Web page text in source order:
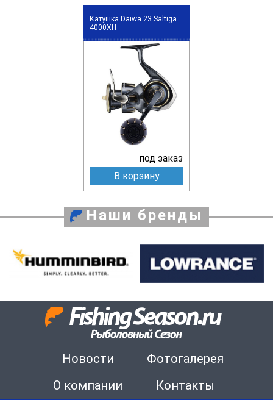
Катушка Daiwa 23 Saltiga
4000XH
под заказ
В корзину
Наши бренды
Новости
Фотогалерея
О компании
Контакты